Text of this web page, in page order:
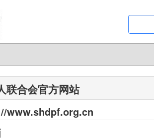
联合会官方网站
www.shdpf.org.cn